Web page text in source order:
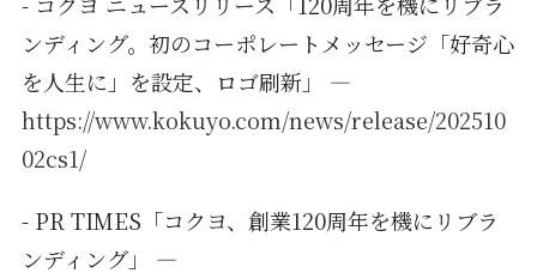
ンディング。初のコーポレートメッセージ「好奇心
を人生に」を設定、ロゴ刷新」 —
https://www.kokuyo.com/news/release/202510
02cs1/
- PR TIMES「コクヨ、創業120周年を機にリブラ
ンディング」 —